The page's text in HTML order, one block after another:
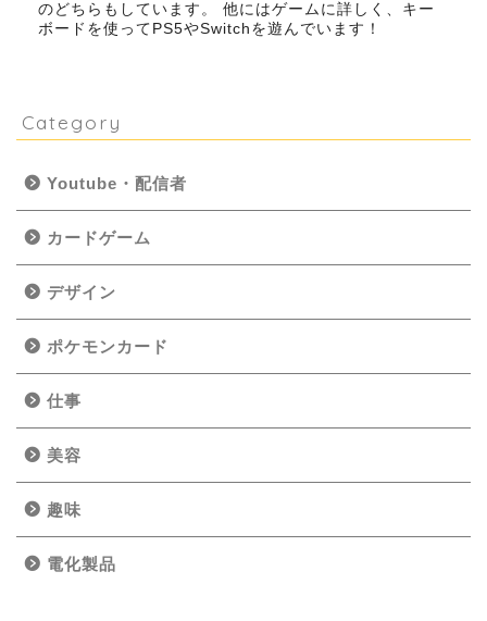
のどちらもしています。 他にはゲームに詳しく、キー
ボードを使ってPS5やSwitchを遊んでいます！
Category
Youtube・配信者
カードゲーム
デザイン
ポケモンカード
仕事
美容
趣味
電化製品